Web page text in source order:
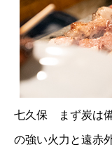
七久保 まず炭は
の強い火力と遠赤